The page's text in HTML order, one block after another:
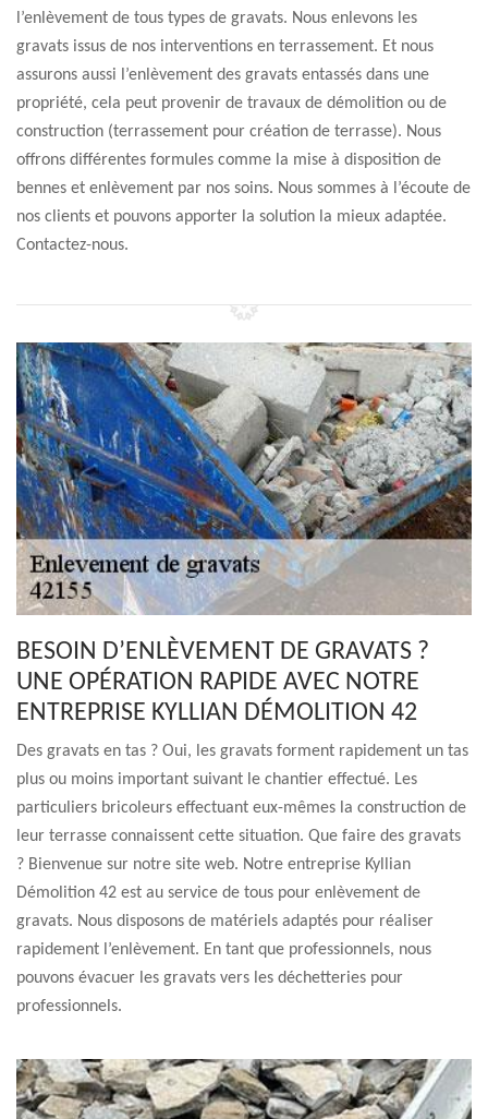
l’enlèvement de tous types de gravats. Nous enlevons les
gravats issus de nos interventions en terrassement. Et nous
assurons aussi l’enlèvement des gravats entassés dans une
propriété, cela peut provenir de travaux de démolition ou de
construction (terrassement pour création de terrasse). Nous
offrons différentes formules comme la mise à disposition de
bennes et enlèvement par nos soins. Nous sommes à l’écoute de
nos clients et pouvons apporter la solution la mieux adaptée.
Contactez-nous.
BESOIN D’ENLÈVEMENT DE GRAVATS ?
UNE OPÉRATION RAPIDE AVEC NOTRE
ENTREPRISE KYLLIAN DÉMOLITION 42
Des gravats en tas ? Oui, les gravats forment rapidement un tas
plus ou moins important suivant le chantier effectué. Les
particuliers bricoleurs effectuant eux-mêmes la construction de
leur terrasse connaissent cette situation. Que faire des gravats
? Bienvenue sur notre site web. Notre entreprise Kyllian
Démolition 42 est au service de tous pour enlèvement de
gravats. Nous disposons de matériels adaptés pour réaliser
rapidement l’enlèvement. En tant que professionnels, nous
pouvons évacuer les gravats vers les déchetteries pour
professionnels.